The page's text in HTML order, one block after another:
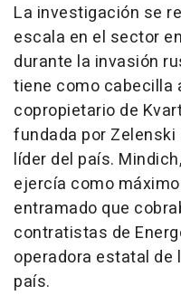
La investigación se
escala en el sector
durante la invasión
tiene como cabecilla
copropietario de
fundada por
líder del país.
ejercía como
entramado que
contratistas de
operadora estatal
país.